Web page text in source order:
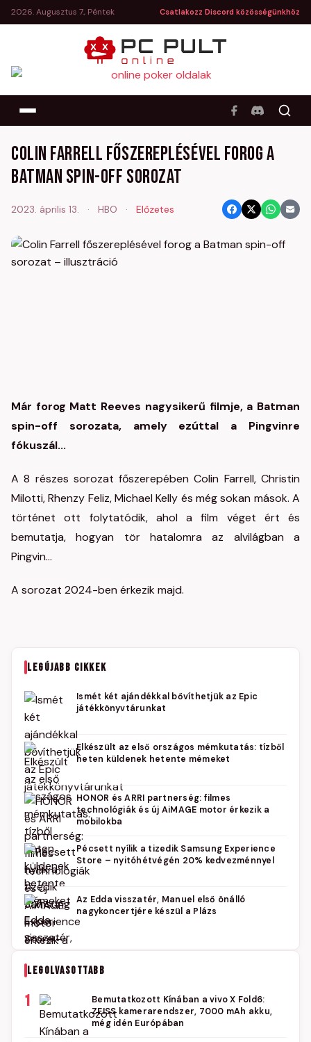
2026. Augusztus 7., Péntek Csatlakozz Discord közösségünkhöz
Colin Farrell főszereplésével forog a
Batman spin-off sorozat
2023. április 13. · HBO · Előzetes
Már forog Matt Reeves nagysikerű filmje, a Batman
spin-off sorozata, amely ezúttal a Pingvinre
fókuszál...
A 8 részes sorozat főszerepében Colin Farrell, Christin
Milotti, Rhenzy Feliz, Michael Kelly és még sokan mások. A
történet ott folytatódik, ahol a film véget ért és
bemutatja, hogyan tör hatalomra az alvilágban a
Pingvin...
A sorozat 2024-ben érkezik majd.
LEGÚJABB CIKKEK
Ismét két ajándékkal bővíthetjük az Epic
játékkönyvtárunkat
Elkészült az első országos mémkutatás: tízből
heten küldenek hetente mémeket
HONOR és ARRI partnerség: filmes
technológiák és új AiMAGE motor érkezik a
mobilokba
Pécsett nyílik a tizedik Samsung Experience
Store – nyitóhétvégén 20% kedvezménnyel
Az Edda visszatér, Manuel első önálló
nagykoncertjére készül a Plázs
LEGOLVASOTTABB
1
Bemutatkozott Kínában a vivo X Fold6:
ZEISS kamerarendszer, 7000 mAh akku,
még idén Európában